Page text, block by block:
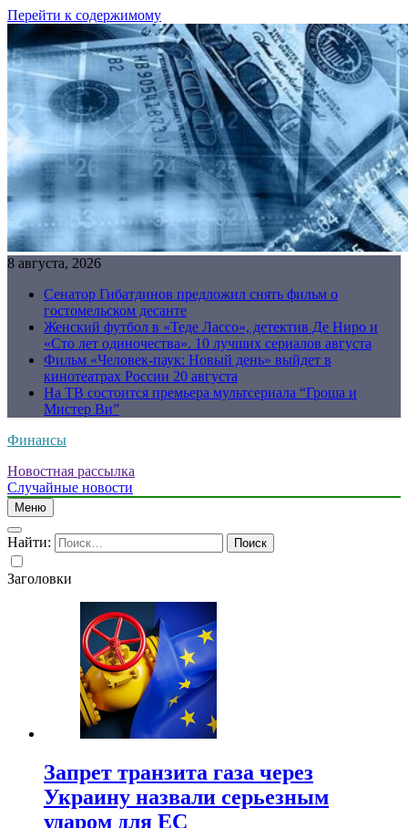
Перейти к содержимому
8 августа, 2026
Сенатор Гибатдинов предложил снять фильм о
гостомельском десанте
Женский футбол в «Теде Лассо», детектив Де Ниро и
«Сто лет одиночества». 10 лучших сериалов августа
Фильм «Человек-паук: Новый день» выйдет в
кинотеатрах России 20 августа
На ТВ состоится премьера мультсериала “Гроша и
Мистер Ви”
Финансы
Новостная рассылка
Случайные новости
Меню
Найти:
Заголовки
Запрет транзита газа через
Украину назвали серьезным
ударом для ЕС